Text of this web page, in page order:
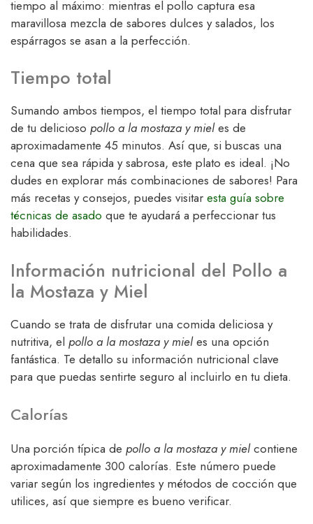
tiempo al máximo: mientras el pollo captura esa
maravillosa mezcla de sabores dulces y salados, los
espárragos se asan a la perfección.
Tiempo total
Sumando ambos tiempos, el tiempo total para disfrutar
de tu delicioso pollo a la mostaza y mieles de
aproximadamente 45 minutos. Así que, si buscas una
cena que sea rápida y sabrosa, este plato es ideal. ¡No
dudes en explorar más combinaciones de sabores! Para
más recetas y consejos, puedes visitar esta guía sobre
técnicas de asado que te ayudará a perfeccionar tus
habilidades.
Información nutricional del Pollo a
la Mostaza y Miel
Cuando se trata de disfrutar una comida deliciosa y
nutritiva, el pollo a la mostaza y mieles una opción
fantástica. Te detallo su información nutricional clave
para que puedas sentirte seguro al incluirlo en tu dieta.
Calorías
Una porción típica de pollo a la mostaza y mielcontiene
aproximadamente 300 calorías. Este número puede
variar según los ingredientes y métodos de cocción que
utilices, así que siempre es bueno verificar.